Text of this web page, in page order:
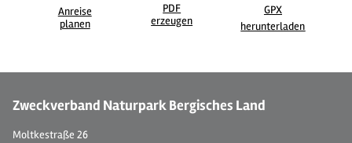
| Maren Pussak / Das Bergische
Anreise
planen
PDF
erzeugen
GPX
herunterladen
Zweckverband Naturpark Bergisches Land
Moltkestraße 26